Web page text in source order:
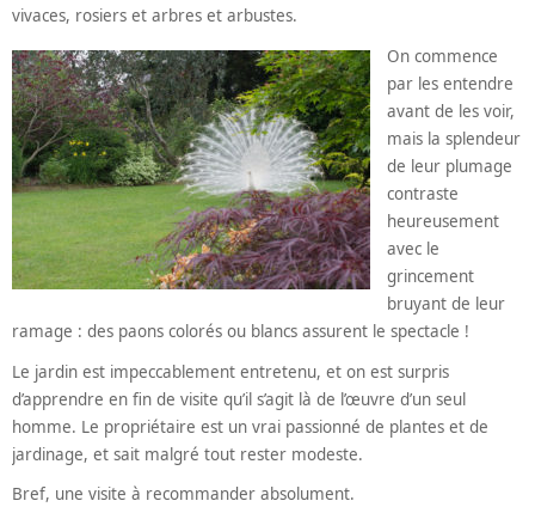
vivaces, rosiers et arbres et arbustes.
On commence
par les entendre
avant de les voir,
mais la splendeur
de leur plumage
contraste
heureusement
avec le
grincement
bruyant de leur
ramage : des paons colorés ou blancs assurent le spectacle !
Le jardin est impeccablement entretenu, et on est surpris
d’apprendre en fin de visite qu’il s’agit là de l’œuvre d’un seul
homme. Le propriétaire est un vrai passionné de plantes et de
jardinage, et sait malgré tout rester modeste.
Bref, une visite à recommander absolument.